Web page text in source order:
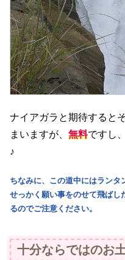
ナイアガラと期待すると
まいますが、 無料ですし
♪
ちなみに、この道中にはラン
せっかく願い事をのせて飛ばし
るのでご注意ください。
十分ならではのお